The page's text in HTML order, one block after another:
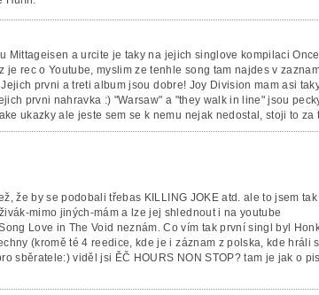
Mittageisen a urcite je taky na jejich singlove kompilaci
je rec o Youtube, myslim ze tenhle song tam najdes v
prvni a treti album jsou dobre! Joy Division mam asi
prvni nahravka :) "Warsaw" a "they walk in line" jsou
ukazky ale jeste sem se k nemu nejak nedostal, stoji to za
že by se podobali třebas KILLING JOKE atd. ale to jsem
mimo jiných-mám a lze jej shlednout i na youtube
Love in The Void neznám. Co vím tak první singl byl
(kromě té 4 reedice, kde je i záznam z polska, kde hráli
sběratele:) viděl jsi ĚČ HOURS NON STOP? tam je jak o